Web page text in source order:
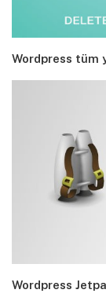
Wordpress tüm
Wordpress